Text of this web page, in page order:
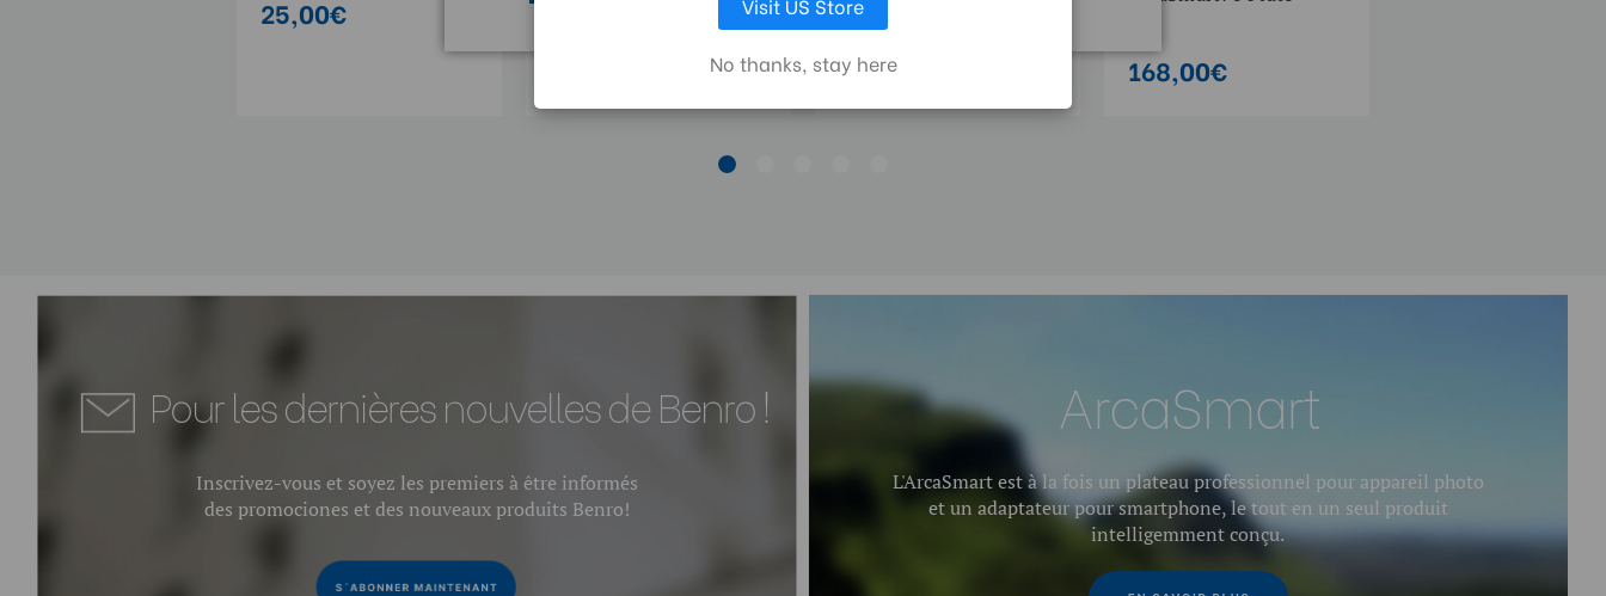
Plateau à dégagement rapide -
25,00€
130,00€
168,00€
ArcaSmart
L'ArcaSmart est à la fois un plateau professionnel pour appareil photo
et un adaptateur pour smartphone, le tout en un seul produit
intelligemment conçu.
Inscrivez-vous et soyez les premiers à être informés
des promociones et des nouveaux produits Benro!
Pour les dernières nouvelles de Benro !
No thanks, stay here